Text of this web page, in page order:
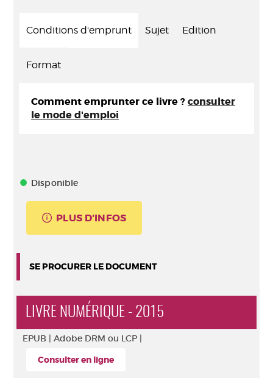
Conditions d'emprunt Sujet Edition
Format
Comment emprunter ce livre ? consulter
le mode d'emploi
Disponible
PLUS D'INFOS
SE PROCURER LE DOCUMENT
LIVRE NUMÉRIQUE - 2015
EPUB | Adobe DRM ou LCP |
Consulter en ligne